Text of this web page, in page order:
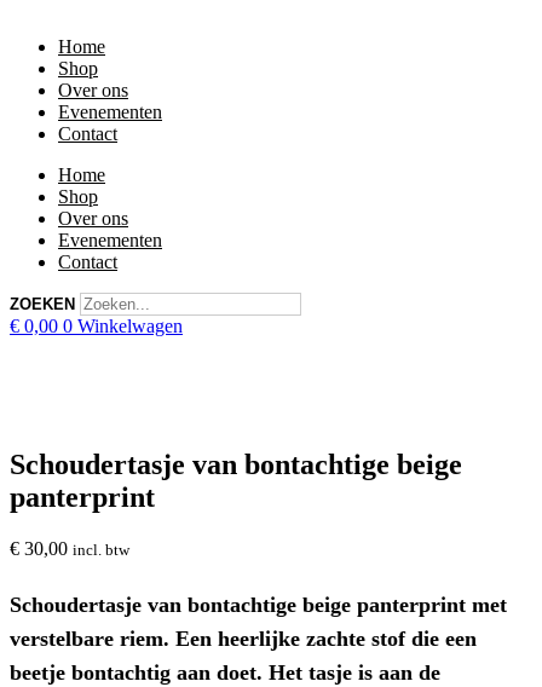
Home
Shop
Over ons
Evenementen
Contact
Home
Shop
Over ons
Evenementen
Contact
ZOEKEN
€ 0,00 0 Winkelwagen
Schoudertasje van bontachtige beige
panterprint
€ 30,00 incl. btw
Schoudertasje van bontachtige beige panterprint met
verstelbare riem. Een heerlijke zachte stof die een
beetje bontachtig aan doet. Het tasje is aan de